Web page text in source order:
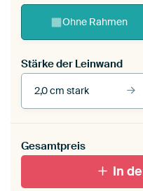
Ohne Rahmen
Stärke der Leinwand
2,0 cm stark
Mit
schwarz
Gesamtpreis
In